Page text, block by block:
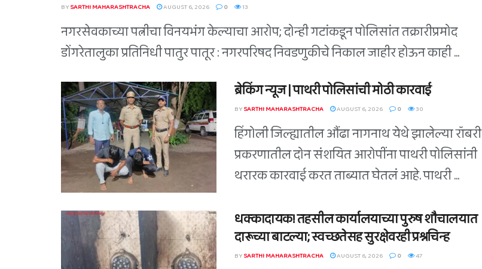
BYSARTHI MAHARASHTRACHA AUGUST 6, 2026 0 13
नगरसेवकाच्या पत्नीचा विनयभंग केल्याचा आरोप; दोन्ही गटांकडून पोलिसांत तक्रारीप्रमोद
डोंगरेतालुका प्रतिनिधी पातुर पातूर : नगरपरिषद निवडणुकीचे निकाल जाहीर होऊन काही ...
ब्रेकिंग न्यूज | पाथरी पोलिसांची मोठी कारवाई
BYSARTHI MAHARASHTRACHA AUGUST 6, 2026 0 30
हिंगोली जिल्ह्यातील औंढा नागनाथ येथे झालेल्या रॉबरी
प्रकरणातील दोन संशयित आरोपींना पाथरी पोलिसांनी
थरारक कारवाई करत ताब्यात घेतलं आहे. पाथरी ...
धक्कादायक! तहसील कार्यालयाच्या पुरुष शौचालयात
दारूच्या बाटल्या; स्वच्छतेसह सुरक्षेवरही प्रश्नचिन्ह
BYSARTHI MAHARASHTRACHA AUGUST 6, 2026 0 47